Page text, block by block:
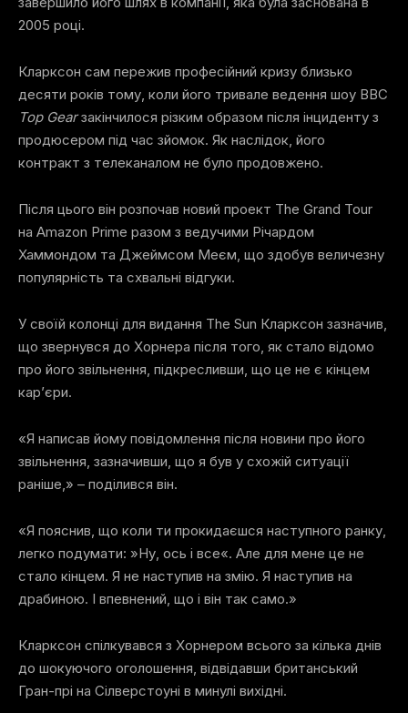
2005 році.
Кларксон сам пережив професійний кризу близько
десяти років тому, коли його тривале ведення шоу BBC
Top Gearзакінчилося різким образом після інциденту з
продюсером під час зйомок. Як наслідок, його
контракт з телеканалом не було продовжено.
Після цього він розпочав новий проект The Grand Tour
на Amazon Prime разом з ведучими Річардом
Хаммондом та Джеймсом Меєм, що здобув величезну
популярність та схвальні відгуки.
У своїй колонці для видання The Sun Кларксон зазначив,
що звернувся до Хорнера після того, як стало відомо
про його звільнення, підкресливши, що це не є кінцем
кар’єри.
«Я написав йому повідомлення після новини про його
звільнення, зазначивши, що я був у схожій ситуації
раніше,» – поділився він.
«Я пояснив, що коли ти прокидаєшся наступного ранку,
легко подумати: »Ну, ось і все«. Але для мене це не
стало кінцем. Я не наступив на змію. Я наступив на
драбиною. І впевнений, що і він так само.»
Кларксон спілкувався з Хорнером всього за кілька днів
до шокуючого оголошення, відвідавши британський
Гран-прі на Сілверстоуні в минулі вихідні.